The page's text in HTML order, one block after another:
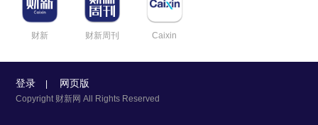
财新 财新周刊 Caixin
登录 | 网页版
Copyright 财新网 All Rights Reserved